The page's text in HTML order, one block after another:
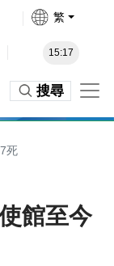
繁
15:17
搜尋
死
館至今